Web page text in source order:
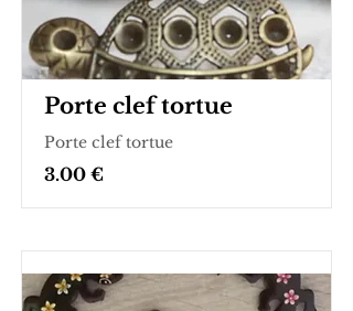
Porte clef tortue
Porte clef tortue
3.00 €